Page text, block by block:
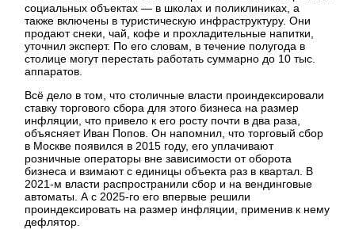
социальных объектах — в школах и поликлиниках, а
также включены в туристическую инфраструктуру. Они
продают снеки, чай, кофе и прохладительные напитки,
уточнил эксперт. По его словам, в течение полугода в
столице могут перестать работать суммарно до 10 тыс.
аппаратов.
Всё дело в том, что столичные власти проиндексировали
ставку торгового сбора для этого бизнеса на размер
инфляции, что привело к его росту почти в два раза,
объясняет Иван Попов. Он напомнил, что торговый сбор
в Москве появился в 2015 году, его уплачивают
розничные операторы вне зависимости от оборота
бизнеса и взимают с единицы объекта раз в квартал. В
2021-м власти распространили сбор и на вендинговые
автоматы. А с 2025-го его впервые решили
проиндексировать на размер инфляции, применив к нему
дефлятор.